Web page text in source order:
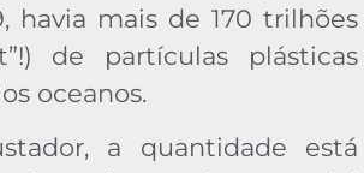
havia mais de 170 trilhões
de partículas plásticas
oceanos.
a quantidade está